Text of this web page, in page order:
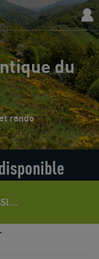
du
rando